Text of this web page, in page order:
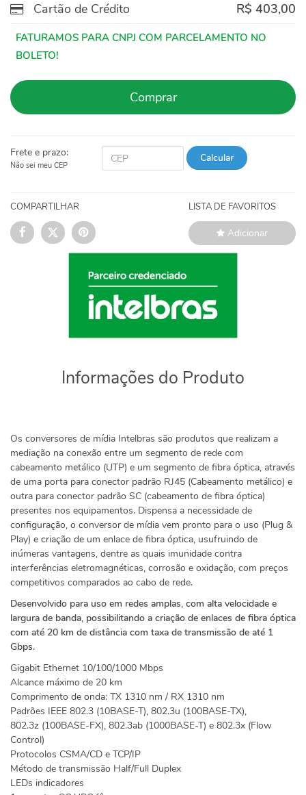
Cartão de Crédito
R$ 403,00
Comprar
Frete e prazo:
Não sei meu CEP
Calcular
COMPARTILHAR LISTA DE FAVORITOS
Adicionar
Informações do Produto
Os conversores de mídia Intelbras são produtos que realizam a
mediação na conexão entre um segmento de rede com
cabeamento metálico (UTP) e um segmento de fibra óptica, através
de uma porta para conector padrão RJ45 (Cabeamento metálico) e
outra para conector padrão SC (cabeamento de fibra óptica)
presentes nos equipamentos. Dispensa a necessidade de
configuração, o conversor de mídia vem pronto para o uso (Plug &
Play) e criação de um enlace de fibra óptica, usufruindo de
inúmeras vantagens, dentre as quais imunidade contra
interferências eletromagnéticas, corrosão e oxidação, com preços
competitivos comparados ao cabo de rede.
Desenvolvido para uso em redes amplas, com alta velocidade e
largura de banda, possibilitando a criação de enlaces de fibra óptica
com até 20 km de distância com taxa de transmissão de até 1
Gbps.
Gigabit Ethernet 10/100/1000 Mbps
Alcance máximo de 20 km
Comprimento de onda: TX 1310 nm / RX 1310 nm
Padrões IEEE 802.3 (10BASE-T), 802.3u (100BASE-TX),
802.3z (100BASE-FX), 802.3ab (1000BASE-T) e 802.3x (Flow
Control)
Protocolos CSMA/CD e TCP/IP
Método de transmissão Half/Full Duplex
LEDs indicadores